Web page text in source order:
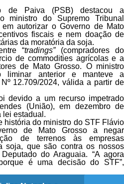
de Paiva (PSB) destacou a
ministro do Supremo Tribunal
autorizar o Governo de Mato
fiscais e nem doação de
da moratória da soja.
“tradings”(compradores do
de commodities agrícolas e a
de Mato Grosso. O ministro
liminar anterior e manteve a
12.709/2024, válida a partir de
devido a um recurso impetrado
(União), em dezembro de
lei estadual.
história do ministro do STF Flávio
de Mato Grosso a negar
de terrenos às empresas
soja, que são contra os nossos
do Araguaia. “A agora
é uma decisão do STF”,